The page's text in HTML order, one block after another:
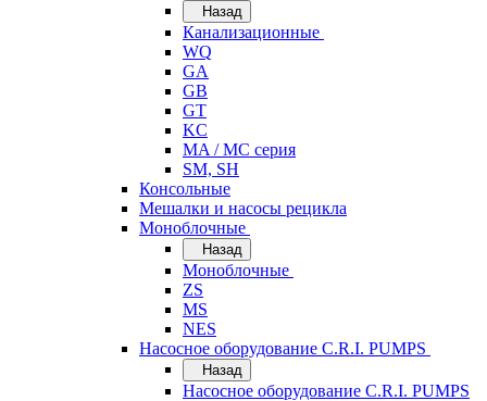
Назад
Канализационные
WQ
GA
GB
GT
KC
MA / MC серия
SM, SH
Консольные
Мешалки и насосы рецикла
Моноблочные
Назад
Моноблочные
ZS
MS
NES
Насосное оборудование C.R.I. PUMPS
Назад
Насосное оборудование C.R.I. PUMPS